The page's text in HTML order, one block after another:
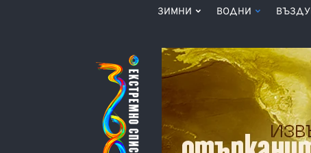
ЗИМНИ ВОДНИ
Списание
360°